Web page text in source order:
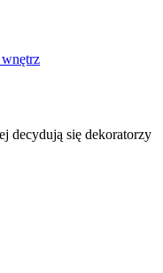
decydują się dekoratorzy